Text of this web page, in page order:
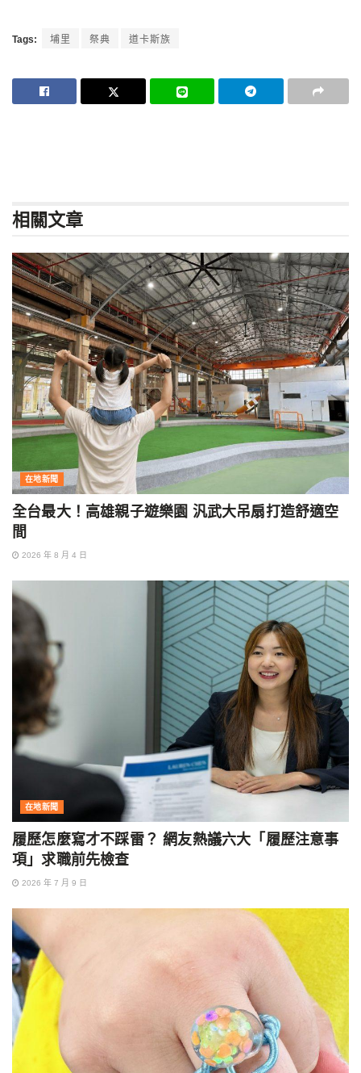
Tags: 埔里 祭典 道卡斯族
相關文章
在地新聞
全台最大！高雄親子遊樂園 汎武大吊扇打造舒適空
間
2026 年 8 月 4 日
在地新聞
履歷怎麼寫才不踩雷？ 網友熱議六大「履歷注意事
項」求職前先檢查
2026 年 7 月 9 日